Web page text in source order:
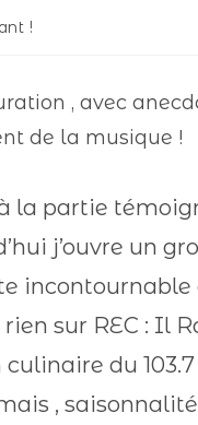
!
, avec
de la musique !
la partie
j’ouvre un
incontournable
sur REC : Il
du
,